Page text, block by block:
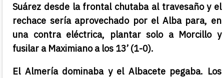
Suárez desde la frontal chutaba al travesaño y el
rechace sería aprovechado por el Alba para, en
una contra eléctrica, plantar solo a Morcillo y
fusilar a Maximiano a los 13’ (1-0).
El Almería dominaba y el Albacete pegaba. Los